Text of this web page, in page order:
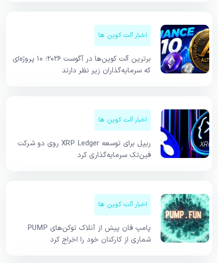
اخبار آلت کوین ها
برترین آلت کوین‌ها در آگوست ۲۰۲۶؛ ۱۰ پروژه‌ای
که سرمایه‌گذاران زیر نظر دارند
اخبار آلت کوین ها
ریپل برای توسعه XRP Ledger روی دو شرکت
فین‌تک سرمایه‌گذاری کرد
اخبار آلت کوین ها
پامپ فان پیش از آنلاک توکن‌های PUMP
شماری از کارکنان خود را اخراج کرد